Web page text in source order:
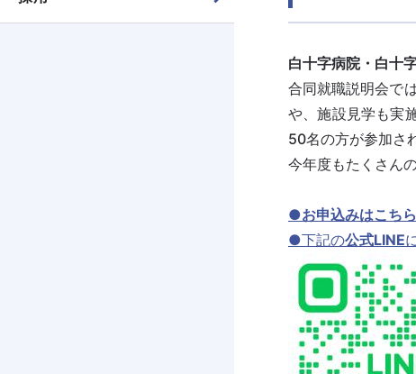
白十字病院・白十
合同就職説明会で
や、施設見学も実
50名の方が参加さ
今年度もたくさん
●お申込みはこち
●下記の公式LINE